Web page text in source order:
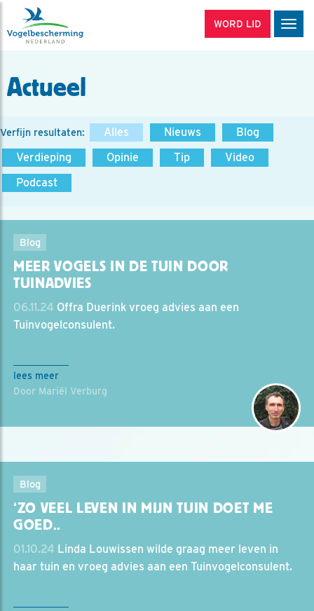
WORD LID
Actueel
Verfijn resultaten: Alles Nieuws
Blog
Verdieping
Opinie Tip
Video
Podcast
Blog
MEER VOGELS IN DE TUIN DOOR
TUINADVIES
06.11.24 Offra Duerink vroeg advies aan een
Tuinvogelconsulent.
lees meer
Door Mariël Verburg
Blog
‘ZO VEEL LEVEN IN MIJN TUIN DOET ME
GOED..
01.10.24 Linda Louwissen wilde graag meer leven in
haar tuin en vroeg advies aan een Tuinvogelconsulent.